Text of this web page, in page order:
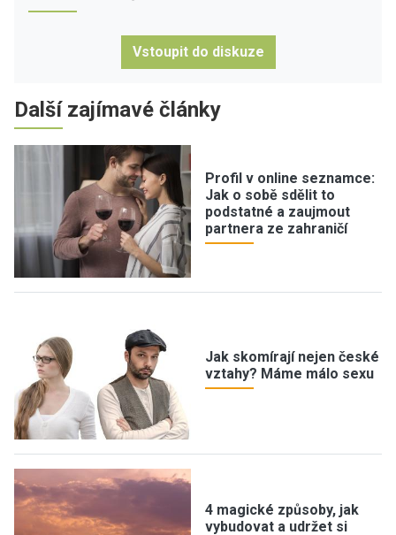
Vstoupit do diskuze
Další zajímavé články
Profil v online seznamce:
Jak o sobě sdělit to
podstatné a zaujmout
partnera ze zahraničí
Jak skomírají nejen české
vztahy? Máme málo sexu
4 magické způsoby, jak
vybudovat a udržet si